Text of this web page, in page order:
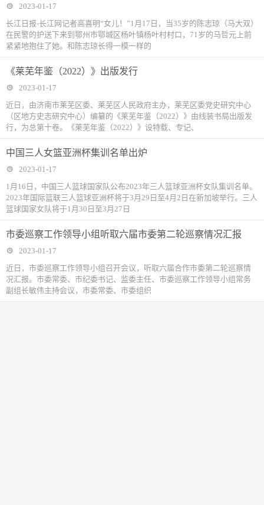
2023-01-17
长江日报-长江网记者高喜明“女儿！”1月17日，当35岁的陈志琼（马大双）
在民警的护送下来到鄂州市鄂城区杨叶镇杨叶村村口，71岁的马哲元上前
紧紧地抱住了她。和陈志琼长得一模一样的
《莱芜年鉴（2022）》出版发行
2023-01-17
近日，由济南市莱芜区委、莱芜区人民政府主办，莱芜区委党史研究中心
（区地方史志研究中心）编纂的《莱芜年鉴（2022）》由线装书局出版发
行，为总第十卷。《莱芜年鉴（2022）》设特载、专记、
中国三人女篮亚洲杯集训名单出炉
2023-01-17
1月16日，中国三人篮球国家队公布2023年三人篮球亚洲杯女队集训名单。
2023年国际篮联三人篮球亚洲杯将于3月29日至4月2日在新加坡举行。三人
篮球国家女队将于1月30日至3月27日
市委巡察工作领导小组听取六届市委第二轮巡察情况汇报
2023-01-17
近日，市委巡察工作领导小组召开会议，听取六届合作市委第二轮巡察情
况汇报。市委常委、市纪委书记、监委主任、市委巡察工作领导小组常务
副组长敏伟主持会议，市委常委、市委组织